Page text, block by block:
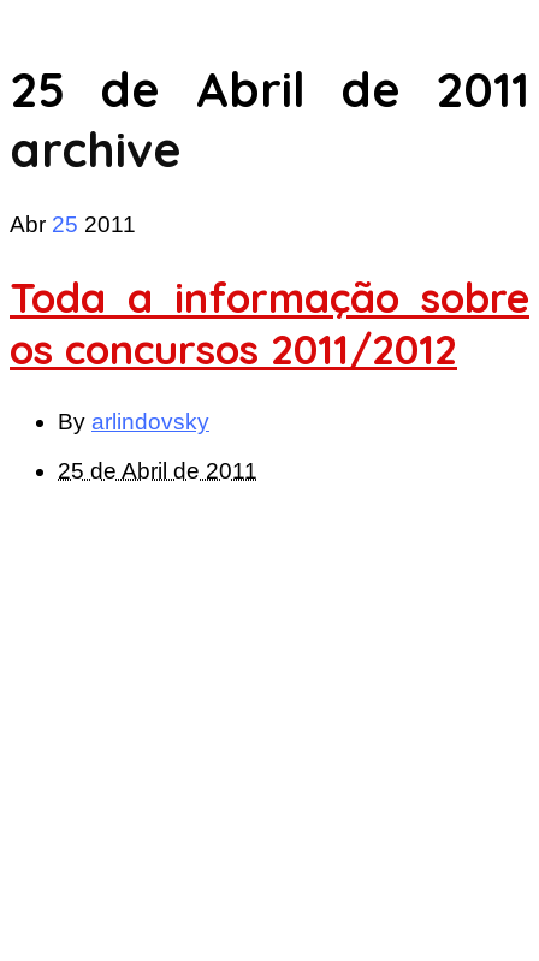
25 de Abril de 2011
archive
Abr 25 2011
Toda a informação sobre
os concursos 2011/2012
By arlindovsky
25 de Abril de 2011